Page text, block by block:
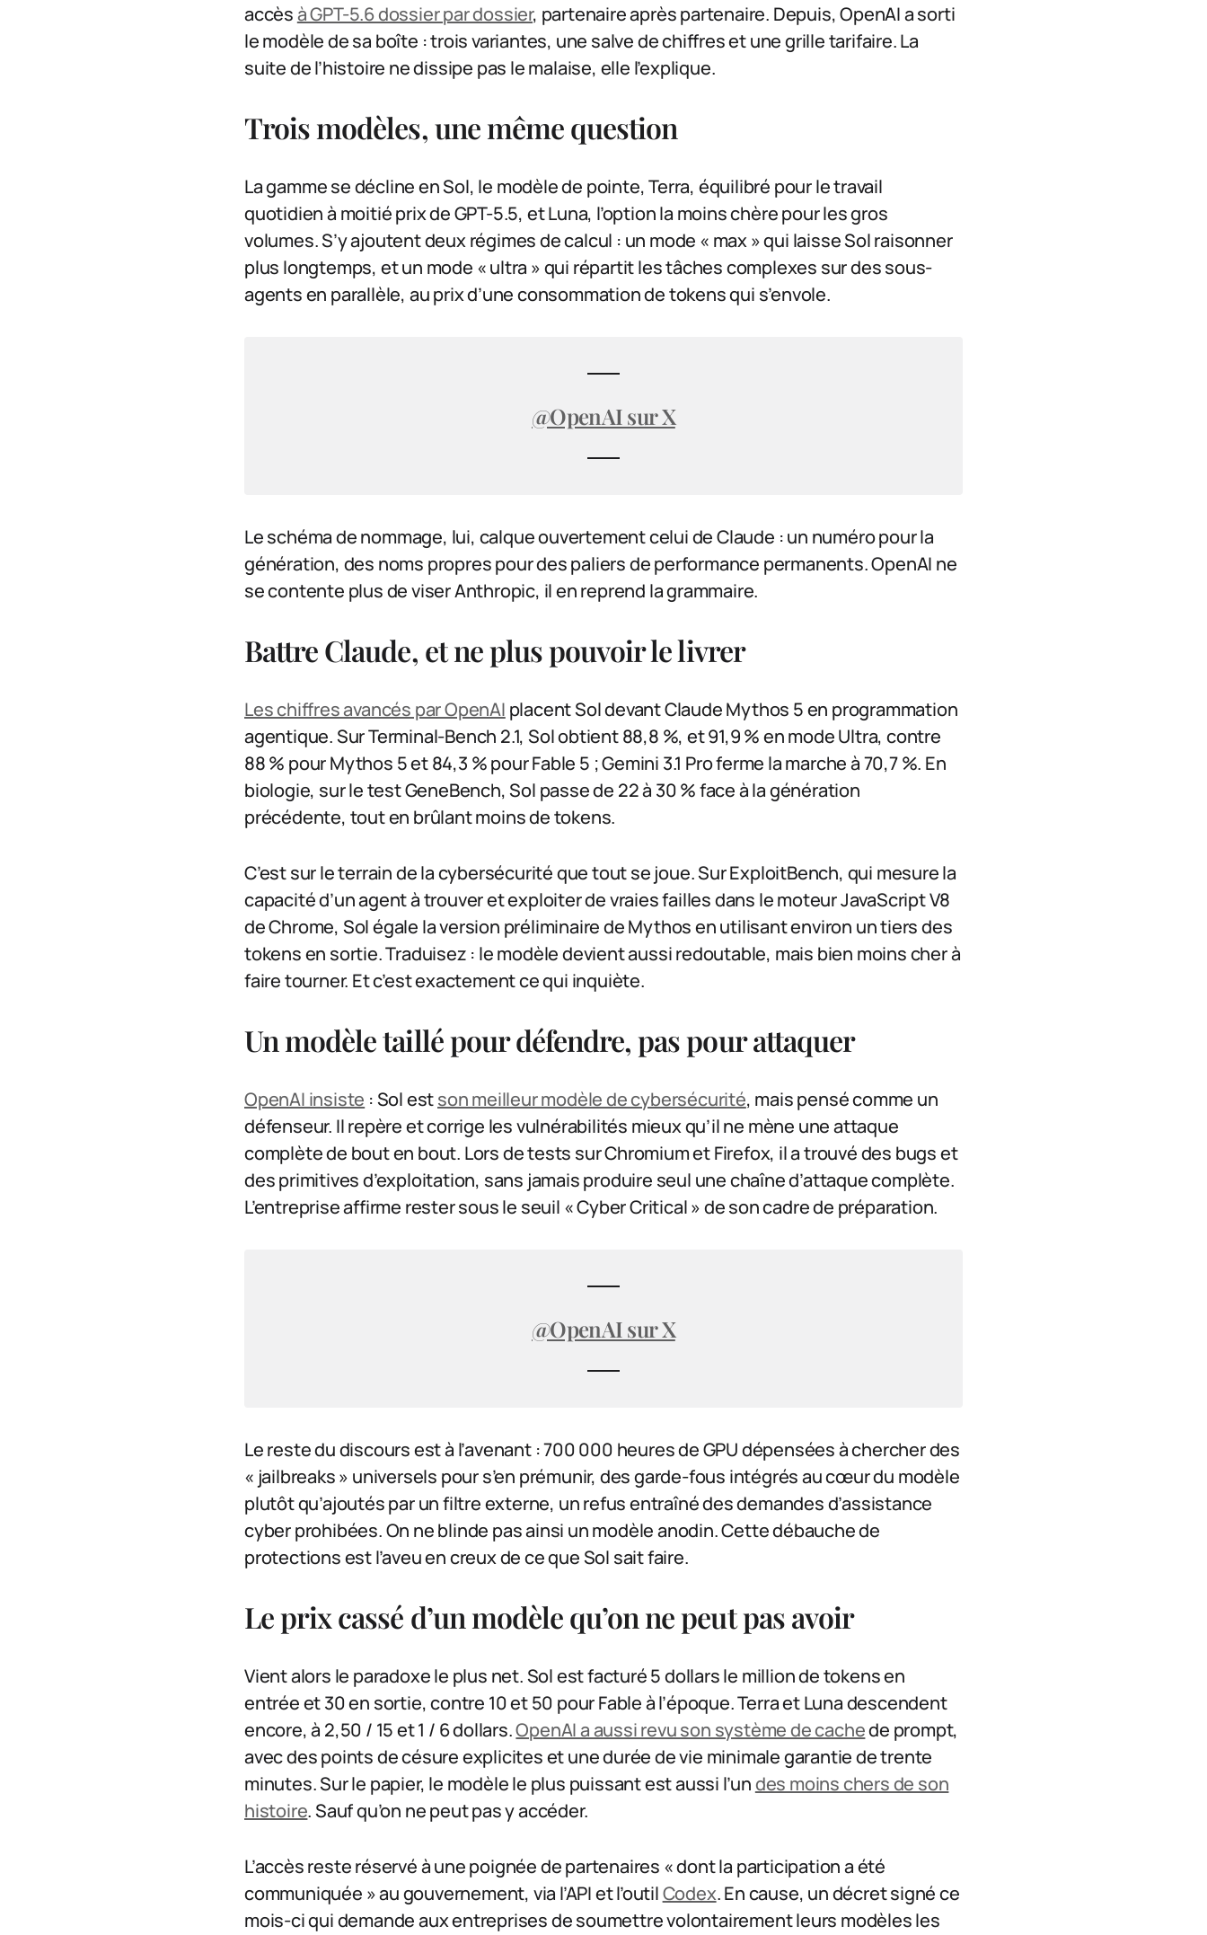
accèsà GPT-5.6 dossier par dossier, partenaire après partenaire. Depuis, OpenAI a sorti
le modèle de sa boîte : trois variantes, une salve de chiffres et une grille tarifaire. La
suite de l’histoire ne dissipe pas le malaise, elle l’explique.
Trois modèles, une même question
La gamme se décline en Sol, le modèle de pointe, Terra, équilibré pour le travail
quotidien à moitié prix de GPT-5.5, et Luna, l’option la moins chère pour les gros
volumes. S’y ajoutent deux régimes de calcul : un mode « max » qui laisse Sol raisonner
plus longtemps, et un mode « ultra » qui répartit les tâches complexes sur des sous-
agents en parallèle, au prix d’une consommation de tokens qui s’envole.
@OpenAI sur X
Le schéma de nommage, lui, calque ouvertement celui de Claude : un numéro pour la
génération, des noms propres pour des paliers de performance permanents. OpenAI ne
se contente plus de viser Anthropic, il en reprend la grammaire.
Battre Claude, et ne plus pouvoir le livrer
Les chiffres avancés par OpenAI placent Sol devant Claude Mythos 5 en programmation
agentique. Sur Terminal-Bench 2.1, Sol obtient 88,8 %, et 91,9 % en mode Ultra, contre
88 % pour Mythos 5 et 84,3 % pour Fable 5 ; Gemini 3.1 Pro ferme la marche à 70,7 %. En
biologie, sur le test GeneBench, Sol passe de 22 à 30 % face à la génération
précédente, tout en brûlant moins de tokens.
C’est sur le terrain de la cybersécurité que tout se joue. Sur ExploitBench, qui mesure la
capacité d’un agent à trouver et exploiter de vraies failles dans le moteur JavaScript V8
de Chrome, Sol égale la version préliminaire de Mythos en utilisant environ un tiers des
tokens en sortie. Traduisez : le modèle devient aussi redoutable, mais bien moins cher à
faire tourner. Et c’est exactement ce qui inquiète.
Un modèle taillé pour défendre, pas pour attaquer
OpenAI insiste : Sol estson meilleur modèle de cybersécurité, mais pensé comme un
défenseur. Il repère et corrige les vulnérabilités mieux qu’il ne mène une attaque
complète de bout en bout. Lors de tests sur Chromium et Firefox, il a trouvé des bugs et
des primitives d’exploitation, sans jamais produire seul une chaîne d’attaque complète.
L’entreprise affirme rester sous le seuil « Cyber Critical » de son cadre de préparation.
@OpenAI sur X
Le reste du discours est à l’avenant : 700 000 heures de GPU dépensées à chercher des
« jailbreaks » universels pour s’en prémunir, des garde-fous intégrés au cœur du modèle
plutôt qu’ajoutés par un filtre externe, un refus entraîné des demandes d’assistance
cyber prohibées. On ne blinde pas ainsi un modèle anodin. Cette débauche de
protections est l’aveu en creux de ce que Sol sait faire.
Le prix cassé d’un modèle qu’on ne peut pas avoir
Vient alors le paradoxe le plus net. Sol est facturé 5 dollars le million de tokens en
entrée et 30 en sortie, contre 10 et 50 pour Fable à l’époque. Terra et Luna descendent
encore, à 2,50 / 15 et 1 / 6 dollars.OpenAI a aussi revu son système de cachede prompt,
avec des points de césure explicites et une durée de vie minimale garantie de trente
minutes. Sur le papier, le modèle le plus puissant est aussi l’undes moins chers de son
histoire. Sauf qu’on ne peut pas y accéder.
L’accès reste réservé à une poignée de partenaires « dont la participation a été
communiquée » au gouvernement, via l’API et l’outilCodex. En cause, un décret signé ce
mois-ci qui demande aux entreprises de soumettre volontairement leurs modèles les